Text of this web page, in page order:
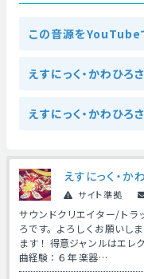
この音源をYouTube
えすにっく・かわひろ
えすにっく・かわひ
えすにっく・か
サイト準拠
サウンドクリエイター/トラ
ろです。よろしくお願いし
ます！ 得意ジャンルはエレ
曲経験：６年 楽器…